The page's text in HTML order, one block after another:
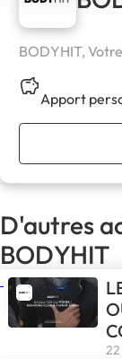
BODYHIT,
Apport
D'autres
BODYHIT